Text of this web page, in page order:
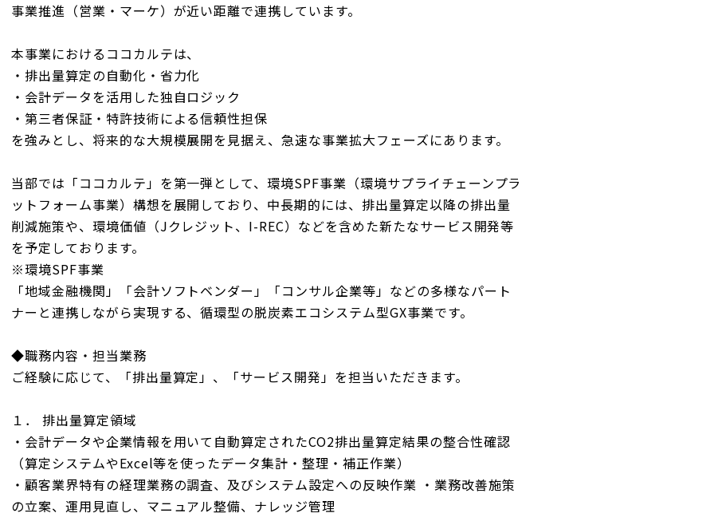
事業推進（営業・マーケ）が近い距離で連携しています。
本事業におけるココカルテは、
・排出量算定の自動化・省力化
・会計データを活用した独自ロジック
・第三者保証・特許技術による信頼性担保
を強みとし、将来的な大規模展開を見据え、急速な事業拡大フェーズにあります。
当部では「ココカルテ」を第一弾として、環境SPF事業（環境サプライチェーンプラ
ットフォーム事業）構想を展開しており、中長期的には、排出量算定以降の排出量
削減施策や、環境価値（Jクレジット、I-REC）などを含めた新たなサービス開発等
を予定しております。
※環境SPF事業
「地域金融機関」「会計ソフトベンダー」「コンサル企業等」などの多様なパート
ナーと連携しながら実現する、循環型の脱炭素エコシステム型GX事業です。
◆職務内容・担当業務
ご経験に応じて、「排出量算定」、「サービス開発」を担当いただきます。
１． 排出量算定領域
・会計データや企業情報を用いて自動算定されたCO2排出量算定結果の整合性確認
（算定システムやExcel等を使ったデータ集計・整理・補正作業）
・顧客業界特有の経理業務の調査、及びシステム設定への反映作業 ・業務改善施策
の立案、運用見直し、マニュアル整備、ナレッジ管理